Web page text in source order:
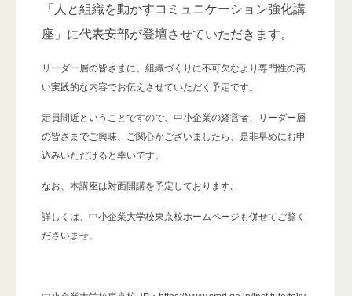
「人と組織を動かすコミュニケーション強化講
座」に代表安部が登壇させていただきます。
リーダー層の皆さまに、組織づくりに不可欠なより専門性の高
い実践的な内容でお伝えさせていただく予定です。
定員間近ということですので、中小企業の経営者、リーダー層
の皆さまでご興味、ご関心がございましたら、是非早めにお申
込みいただけると幸いです。
なお、本講座は対面開講を予定しております。
詳しくは、中小企業大学校東京校ホームページも併せてご覧く
ださいませ。